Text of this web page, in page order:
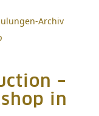
Archiv
–
in